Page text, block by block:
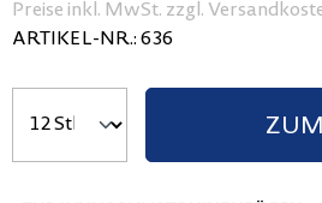
Preise inkl. MwSt. zzgl.
ARTIKEL-NR.: 636